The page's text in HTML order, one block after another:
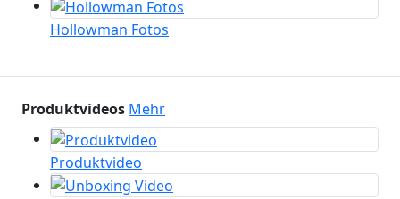
Hollowman Fotos
Produktvideos Mehr
Produktvideo